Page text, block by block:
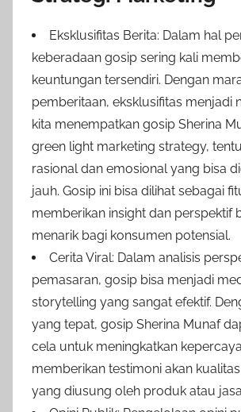
Eksklusifitas Berita: Dalam hal
keberadaan gosip sering kali
keuntungan tersendiri. Dengan
pemberitaan, eksklusifitas menjadi
kita menempatkan gosip Sherina
green light marketing strategy,
rasional dan emosional yang bisa
jauh. Gosip ini bisa dilihat sebagai
memberikan insight dan perspektif
menarik bagi konsumen potensial.
Cerita Viral: Dalam analisis
pemasaran, gosip bisa menjadi
storytelling yang sangat efektif.
yang tepat, gosip Sherina Munaf
cela untuk meningkatkan
memberikan testimoni akan
yang diusung oleh produk atau